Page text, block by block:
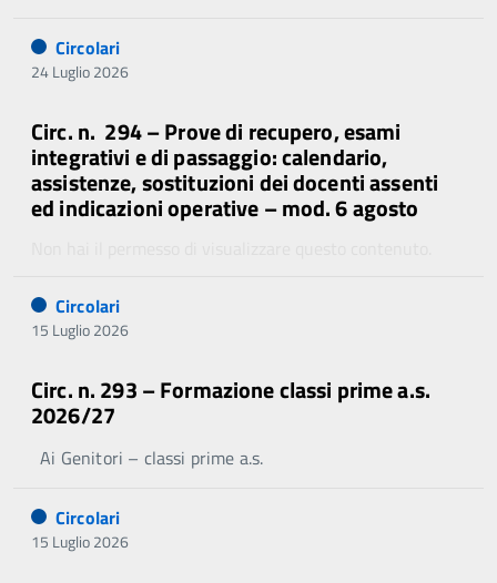
Circolari
24 Luglio 2026
Circ. n. 294 – Prove di recupero, esami
integrativi e di passaggio: calendario,
assistenze, sostituzioni dei docenti assenti
ed indicazioni operative – mod. 6 agosto
Circolari
15 Luglio 2026
Circ. n. 293 – Formazione classi prime a.s.
2026/27
Ai Genitori – classi prime a.s.
Circolari
15 Luglio 2026